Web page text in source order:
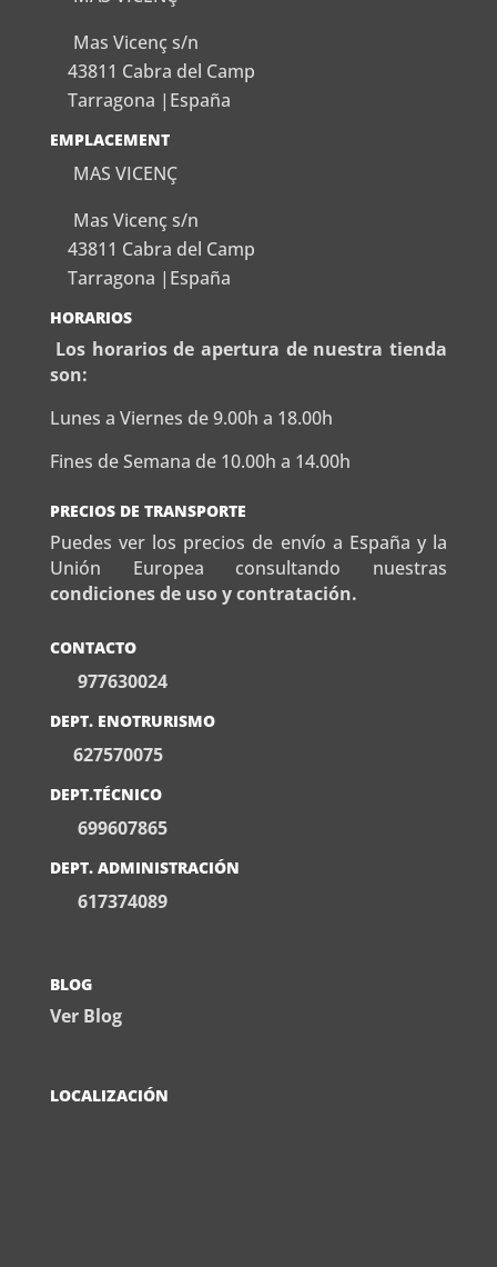
Mas Vicenç s/n
43811 Cabra del Camp
Tarragona |España
EMPLACEMENT
MAS VICENÇ
Mas Vicenç s/n
43811 Cabra del Camp
Tarragona |España
HORARIOS
Los horarios de apertura de nuestra tienda
son:
Lunes a Viernes de 9.00h a 18.00h
Fines de Semana de 10.00h a 14.00h
PRECIOS DE TRANSPORTE
Puedes ver los precios de envío a España y la
Unión Europea consultando nuestras
condiciones de uso y contratación.
CONTACTO
977630024
DEPT. ENOTRURISMO
627570075
DEPT.TÉCNICO
699607865
DEPT. ADMINISTRACIÓN
617374089
BLOG
Ver Blog
LOCALIZACIÓN